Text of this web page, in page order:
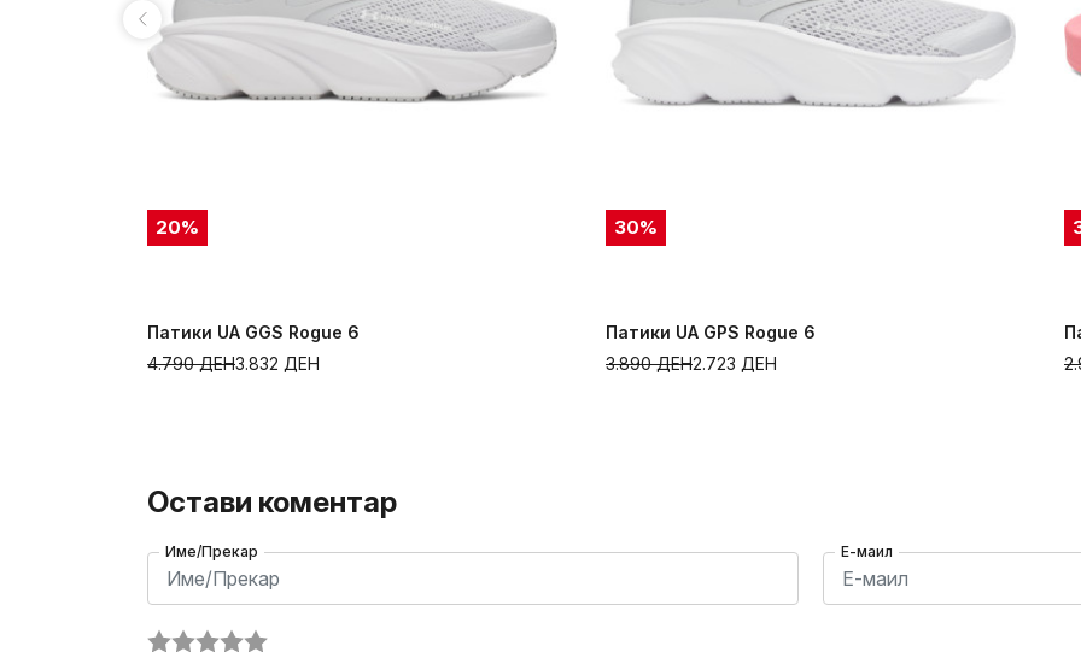
20%
Патики UA GGS Rogue 6
3.832 ДЕН
4.790ДЕН
30%
Патики UA GPS Rogue 6
2.723 ДЕН
3.890ДЕН
Остави коментар
Име/Прекар Е-маил